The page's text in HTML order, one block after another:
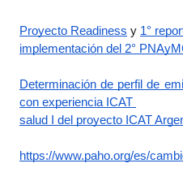
Proyecto Readiness y 1°
implementación del 2°
Determinación de perfil de
con experiencia ICAT
salud I del proyecto ICAT
https://www.paho.org/es/